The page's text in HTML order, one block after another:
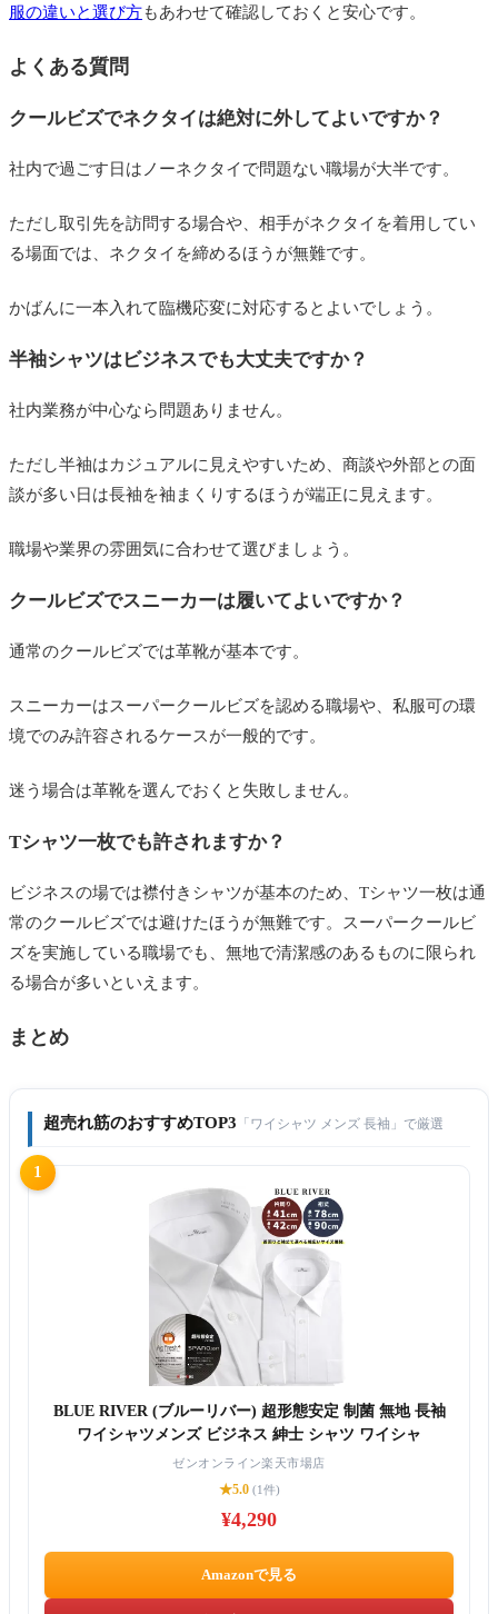
服の違いと選び方もあわせて確認しておくと安心です。
よくある質問
クールビズでネクタイは絶対に外してよいですか？
社内で過ごす日はノーネクタイで問題ない職場が大半です。
ただし取引先を訪問する場合や、相手がネクタイを着用してい
る場面では、ネクタイを締めるほうが無難です。
かばんに一本入れて臨機応変に対応するとよいでしょう。
半袖シャツはビジネスでも大丈夫ですか？
社内業務が中心なら問題ありません。
ただし半袖はカジュアルに見えやすいため、商談や外部との面
談が多い日は長袖を袖まくりするほうが端正に見えます。
職場や業界の雰囲気に合わせて選びましょう。
クールビズでスニーカーは履いてよいですか？
通常のクールビズでは革靴が基本です。
スニーカーはスーパークールビズを認める職場や、私服可の環
境でのみ許容されるケースが一般的です。
迷う場合は革靴を選んでおくと失敗しません。
Tシャツ一枚でも許されますか？
ビジネスの場では襟付きシャツが基本のため、Tシャツ一枚は通
常のクールビズでは避けたほうが無難です。スーパークールビ
ズを実施している職場でも、無地で清潔感のあるものに限られ
る場合が多いといえます。
まとめ
超売れ筋のおすすめTOP3 「ワイシャツ メンズ 長袖」で厳選
1
BLUE RIVER (ブルーリバー) 超形態安定 制菌 無地 長袖
ワイシャツメンズ ビジネス 紳士 シャツ ワイシャ
ゼンオンライン楽天市場店
★5.0 (1件)
¥4,290
Amazonで見る